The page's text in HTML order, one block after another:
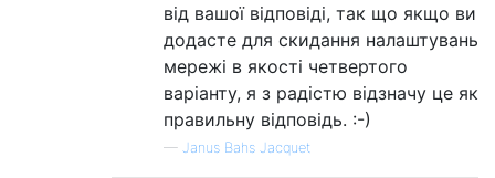
від вашої відповіді, так що якщо ви
додасте для скидання налаштувань
мережі в якості четвертого
варіанту, я з радістю відзначу це як
правильну відповідь. :-)
— Janus Bahs Jacquet